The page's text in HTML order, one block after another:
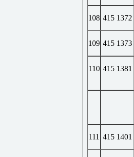
108 415 1372
109 415 1373
110 415 1381
111 415 1401